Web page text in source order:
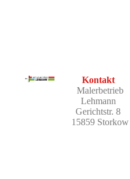
Kontakt
Malerbetrieb
Lehmann
Gerichtstr. 8
15859 Storkow